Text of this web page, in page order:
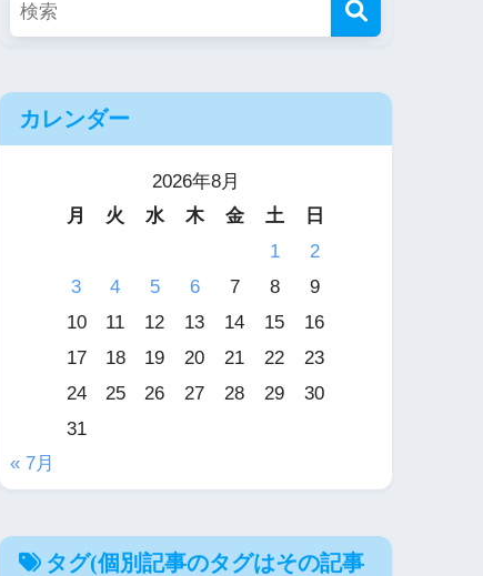
カレンダー
2026年8月
月
火 水 木 金 土
日
1
2
3
4 5 6 7 8
9
10
11 12 13 14 15
16
17
18 19 20 21 22
23
24
25 26 27 28 29
30
31
« 7月
タグ(個別記事のタグはその記事